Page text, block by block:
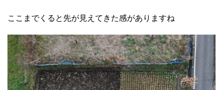
ここまでくると先が見えてきた感がありますね